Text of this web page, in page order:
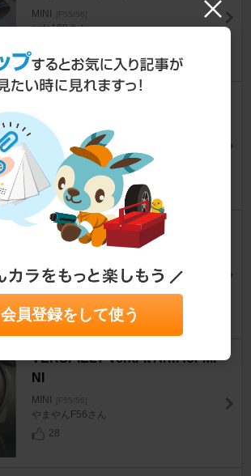
MINI [F55/56]
eote108さん
TER
[F55/56]
eote108さん
31
KENDA ICETEC NEO KR36
コボくんさん
24
VERSPIELT VentFit Arm for MI
NI
MINI [F55/56]
やまやんF56さん
28
会員登録をして使う